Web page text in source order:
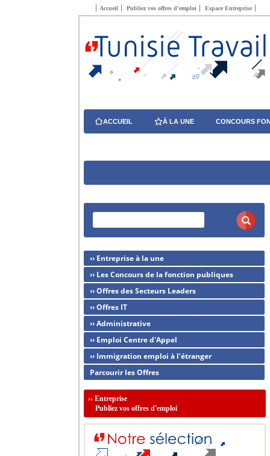
Accueil Publiez vos offres d’emploi Espace Entreprise
ACCUEIL À LA UNE CONCOURS
›› Entreprise à la une
›› Les Concours de la fonction publiques
›› Offres des Secteurs Leaders
›› Offres IT
›› Administrative
›› Emploi Centre d'Appel
›› Immigration emploi à l'étranger
Parcourir les Offres
›› Entreprise
Publiez vos offres d'emploi